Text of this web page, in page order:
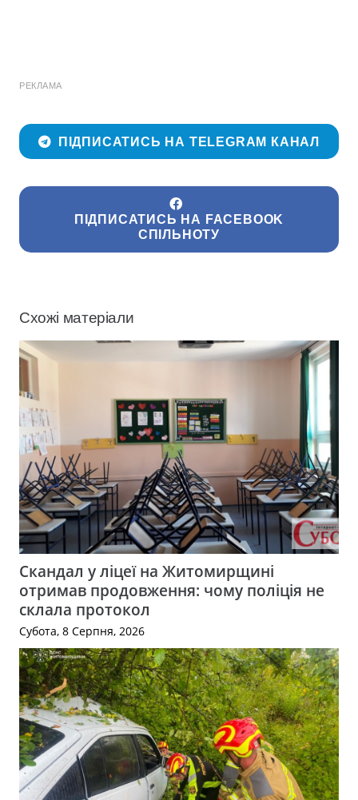
РЕКЛАМА
ПІДПИСАТИСЬ НА TELEGRAM КАНАЛ
ПІДПИСАТИСЬ НА FACEBOOK
СПІЛЬНОТУ
Схожі матеріали
Скандал у ліцеї на Житомирщині
отримав продовження: чому поліція не
склала протокол
Субота, 8 Серпня, 2026